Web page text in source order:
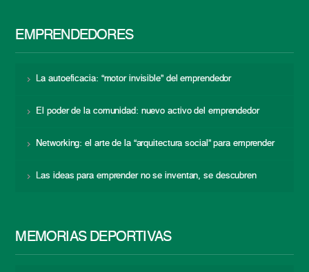
EMPRENDEDORES
La autoeficacia: “motor invisible” del emprendedor
El poder de la comunidad: nuevo activo del emprendedor
Networking: el arte de la “arquitectura social” para emprender
Las ideas para emprender no se inventan, se descubren
MEMORIAS DEPORTIVAS